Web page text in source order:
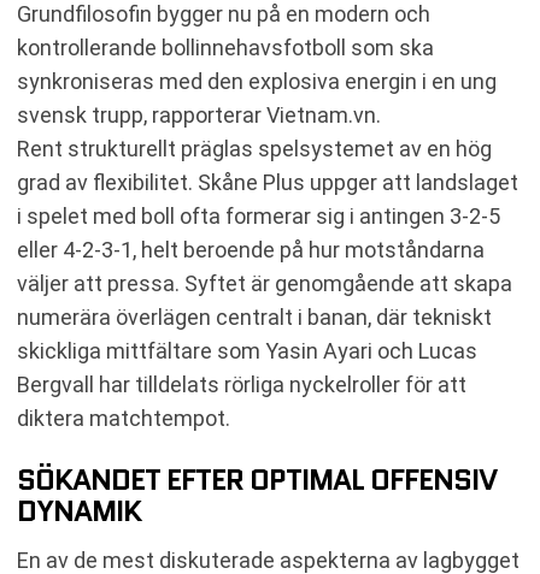
Grundfilosofin bygger nu på en modern och
kontrollerande bollinnehavsfotboll som ska
synkroniseras med den explosiva energin i en ung
svensk trupp, rapporterar Vietnam.vn.
Rent strukturellt präglas spelsystemet av en hög
grad av flexibilitet. Skåne Plus uppger att landslaget
i spelet med boll ofta formerar sig i antingen 3-2-5
eller 4-2-3-1, helt beroende på hur motståndarna
väljer att pressa. Syftet är genomgående att skapa
numerära överlägen centralt i banan, där tekniskt
skickliga mittfältare som Yasin Ayari och Lucas
Bergvall har tilldelats rörliga nyckelroller för att
diktera matchtempot.
SÖKANDET EFTER OPTIMAL OFFENSIV
DYNAMIK
En av de mest diskuterade aspekterna av lagbygget